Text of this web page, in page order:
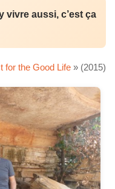
vivre aussi, c’est ça
for the Good Life » (2015)